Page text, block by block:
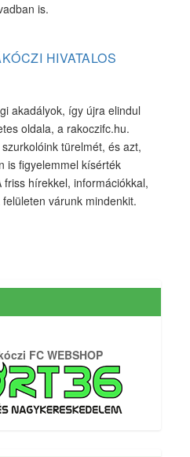
is.
HIVATALOS
akadályok, így újra elindul
oldala, a rakoczifc.hu.
türelmét, és azt,
is figyelemmel kísérték
hírekkel, információkkal,
várunk mindenkit.
FC WEBSHOP